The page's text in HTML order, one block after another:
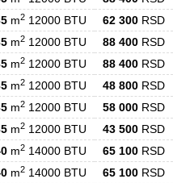
m2 12000 BTU 62 300 RSD
m2 12000 BTU 88 400 RSD
m2 12000 BTU 88 400 RSD
m2 12000 BTU 48 800 RSD
m2 12000 BTU 58 000 RSD
m2 12000 BTU 43 500 RSD
m2 14000 BTU 65 100 RSD
m2 14000 BTU 65 100 RSD